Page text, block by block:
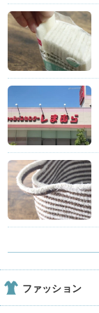
ファッション